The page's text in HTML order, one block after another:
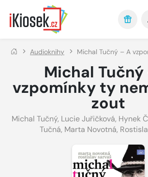
Přejít na hlavní obsah
Audioknihy Michal Tučný – A
Michal Tučný
vzpomínky ty
zout
Michal Tučný, Lucie Juřičková, Hynek
Tučná, Marta Novotná,